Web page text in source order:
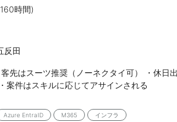
時間)
反田
客先はスーツ推奨（ノーネクタイ可） ・休日
案件はスキルに応じてアサインされる
Azure EntraID M365 インフラ